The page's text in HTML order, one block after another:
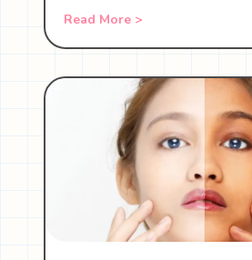
Read More >